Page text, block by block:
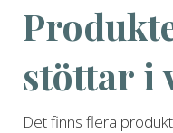
stöttar i
Det finns flera